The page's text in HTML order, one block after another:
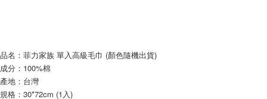
品名：菲力家族 單入高級毛巾 (顏色隨機出貨)
成分：100%棉
產地：台灣
規格：30*72cm (1入)